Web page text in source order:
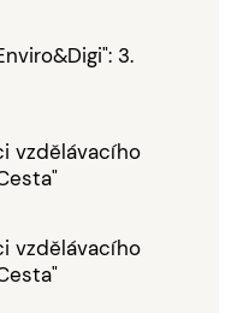
3.
vzdělávacího
vzdělávacího